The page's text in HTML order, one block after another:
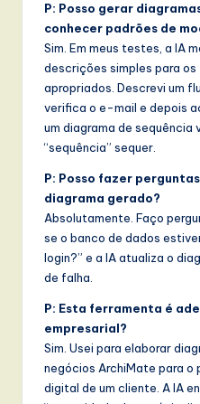
P: Posso gerar
conhecer padrões de
Sim. Em meus testes, a IA
descrições simples para
apropriados. Descrevi um
verifica o e-mail e depois
um diagrama de sequência
“sequência” sequer.
P: Posso fazer
diagrama gerado?
Absolutamente. Faço
se o banco de dados
login?” e a IA atualiza o
de falha.
P: Esta ferramenta é
empresarial?
Sim. Usei para elaborar
negócios ArchiMate para o
digital de um cliente. A IA